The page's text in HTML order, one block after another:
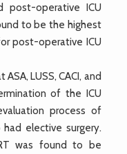
post-operative ICU
to be the highest
post-operative ICU
LUSS, CACI, and
of the ICU
process of
elective surgery.
was found to be